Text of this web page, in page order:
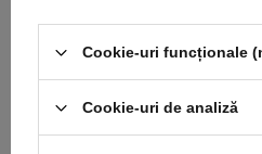
timpul transportului.
Forța manuală
Forța de tensionare manuală
Cookie-uri funcționale
Cookie-uri de analiză